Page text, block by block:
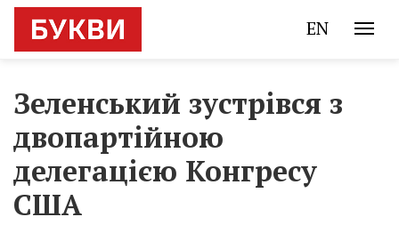
EN
Зеленський зустрівся з
двопартійною
делегацією Конгресу
США